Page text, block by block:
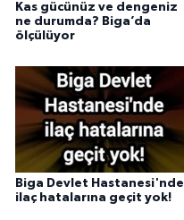
Kas gücünüz ve dengeniz
ne durumda? Biga’da
ölçülüyor
Biga Devlet Hastanesi'nde
ilaç hatalarına geçit yok!